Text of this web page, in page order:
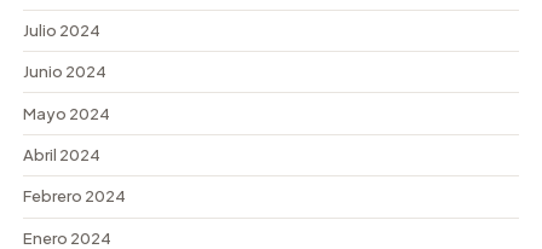
Julio 2024
Junio 2024
Mayo 2024
Abril 2024
Febrero 2024
Enero 2024